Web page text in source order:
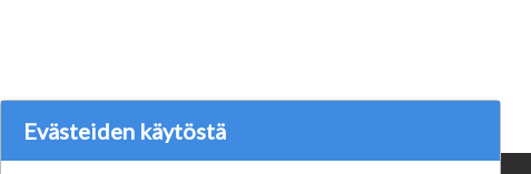
Evästeiden käytöstä